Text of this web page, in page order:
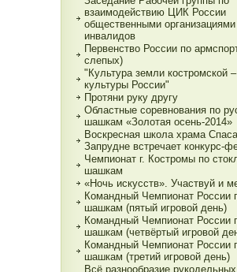
взаимодействию ЦИК России
общественными организациями
инвалидов
Первенство России по
слепых)
"Культура земли костромской
культуры России"
Протяни руку другу
Областные соревнования по
шашкам «Золотая осень-2014»
Воскресная школа храма
Запрудне встречает конкурс-
Чемпионат г. Костромы по
шашкам
«Ночь искусств». Участвуй и
Командный Чемпионат России
шашкам (пятый игровой день)
Командный Чемпионат России
шашкам (четвёртый игровой
Командный Чемпионат России
шашкам (третий игровой день)
Всё разнообразие